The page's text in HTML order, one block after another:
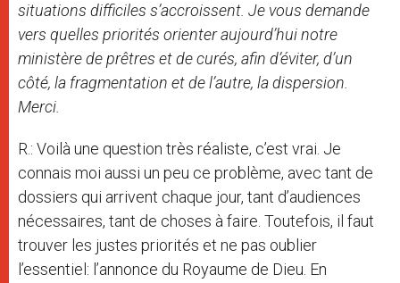
situations difficiles s’accroissent. Je vous demande
vers quelles priorités orienter aujourd’hui notre
ministère de prêtres et de curés, afin d’éviter, d’un
côté, la fragmentation et de l’autre, la dispersion.
Merci.
R.: Voilà une question très réaliste, c’est vrai. Je
connais moi aussi un peu ce problème, avec tant de
dossiers qui arrivent chaque jour, tant d’audiences
nécessaires, tant de choses à faire. Toutefois, il faut
trouver les justes priorités et ne pas oublier
l’essentiel: l’annonce du Royaume de Dieu. En